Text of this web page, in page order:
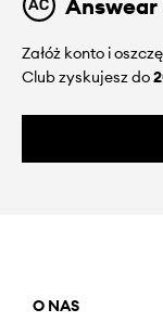
Załóż konto i
Club zyskujesz do
O NAS